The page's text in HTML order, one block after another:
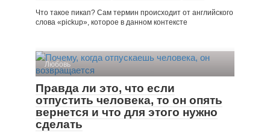
Что такое пикап? Сам термин происходит от английского
слова «pickup», которое в данном контексте
Любовь
Правда ли это, что если
отпустить человека, то он опять
вернется и что для этого нужно
сделать